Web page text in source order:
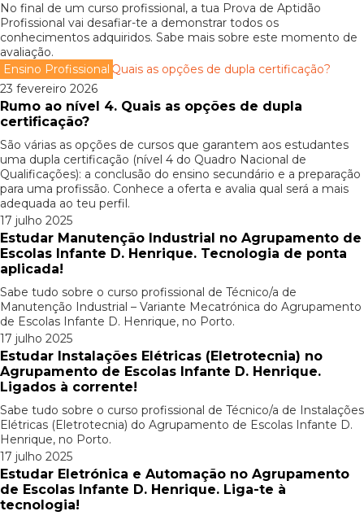
No final de um curso profissional, a tua Prova de Aptidão
Profissional vai desafiar-te a demonstrar todos os
conhecimentos adquiridos. Sabe mais sobre este momento de
avaliação.
Ensino Profissional
23 fevereiro 2026
Rumo ao nível 4. Quais as opções de dupla
certificação?
São várias as opções de cursos que garantem aos estudantes
uma dupla certificação (nível 4 do Quadro Nacional de
Qualificações): a conclusão do ensino secundário e a preparação
para uma profissão. Conhece a oferta e avalia qual será a mais
adequada ao teu perfil.
17 julho 2025
Estudar Manutenção Industrial no Agrupamento de
Escolas Infante D. Henrique. Tecnologia de ponta
aplicada!
Sabe tudo sobre o curso profissional de Técnico/a de
Manutenção Industrial – Variante Mecatrónica do Agrupamento
de Escolas Infante D. Henrique, no Porto.
17 julho 2025
Estudar Instalações Elétricas (Eletrotecnia) no
Agrupamento de Escolas Infante D. Henrique.
Ligados à corrente!
Sabe tudo sobre o curso profissional de Técnico/a de Instalações
Elétricas (Eletrotecnia) do Agrupamento de Escolas Infante D.
Henrique, no Porto.
17 julho 2025
Estudar Eletrónica e Automação no Agrupamento
de Escolas Infante D. Henrique. Liga-te à
tecnologia!